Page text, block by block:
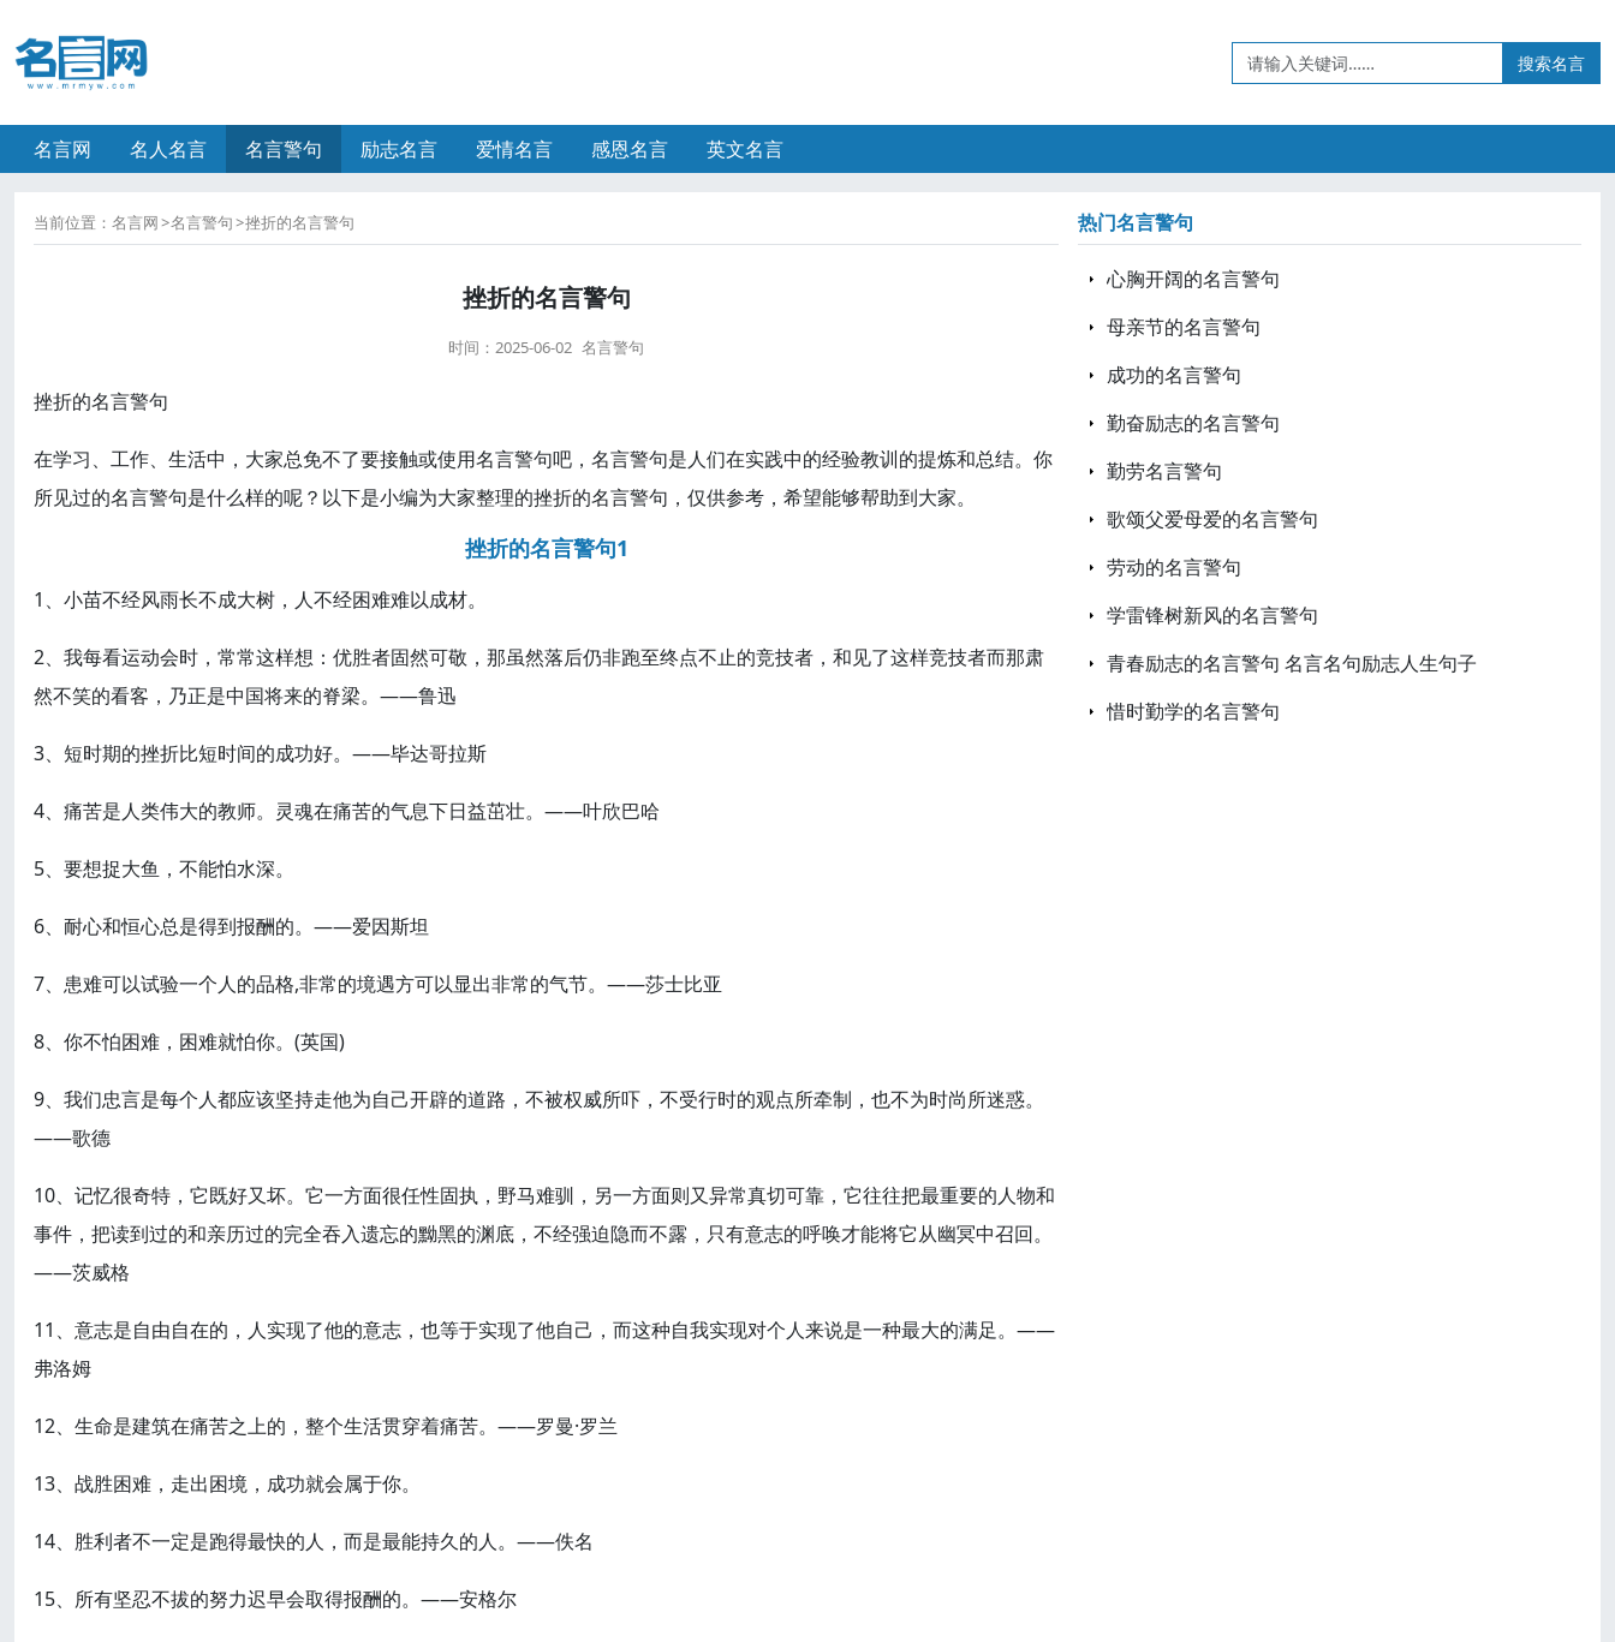
搜索名言
名言网 名人名言 名言警句 励志名言 爱情名言 感恩名言 英文名言
当前位置： 名言网 名言警句 挫折的名言警句
挫折的名言警句
时间：2025-06-02 名言警句
挫折的名言警句
在学习、工作、生活中，大家总免不了要接触或使用名言警句吧，名言警句是人们在实践中的经验教训的提炼和总结。你
所见过的名言警句是什么样的呢？以下是小编为大家整理的挫折的名言警句，仅供参考，希望能够帮助到大家。
挫折的名言警句1
1、小苗不经风雨长不成大树，人不经困难难以成材。
2、我每看运动会时，常常这样想：优胜者固然可敬，那虽然落后仍非跑至终点不止的竞技者，和见了这样竞技者而那肃
然不笑的看客，乃正是中国将来的脊梁。——鲁迅
3、短时期的挫折比短时间的成功好。——毕达哥拉斯
4、痛苦是人类伟大的教师。灵魂在痛苦的气息下日益茁壮。——叶欣巴哈
5、要想捉大鱼，不能怕水深。
6、耐心和恒心总是得到报酬的。——爱因斯坦
7、患难可以试验一个人的品格,非常的境遇方可以显出非常的气节。——莎士比亚
8、你不怕困难，困难就怕你。(英国)
9、我们忠言是每个人都应该坚持走他为自己开辟的道路，不被权威所吓，不受行时的观点所牵制，也不为时尚所迷惑。
——歌德
10、记忆很奇特，它既好又坏。它一方面很任性固执，野马难驯，另一方面则又异常真切可靠，它往往把最重要的人物和
事件，把读到过的和亲历过的完全吞入遗忘的黝黑的渊底，不经强迫隐而不露，只有意志的呼唤才能将它从幽冥中召回。
——茨威格
11、意志是自由自在的，人实现了他的意志，也等于实现了他自己，而这种自我实现对个人来说是一种最大的满足。——
弗洛姆
12、生命是建筑在痛苦之上的，整个生活贯穿着痛苦。——罗曼·罗兰
13、战胜困难，走出困境，成功就会属于你。
14、胜利者不一定是跑得最快的人，而是最能持久的人。——佚名
15、所有坚忍不拔的努力迟早会取得报酬的。——安格尔
热门名言警句
心胸开阔的名言警句
母亲节的名言警句
成功的名言警句
勤奋励志的名言警句
勤劳名言警句
歌颂父爱母爱的名言警句
劳动的名言警句
学雷锋树新风的名言警句
青春励志的名言警句 名言名句励志人生句子
惜时勤学的名言警句